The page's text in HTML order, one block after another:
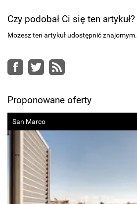
Czy podobał Ci się ten artykuł?
Możesz ten artykuł udostępnić znajomym.
Facebook
Twitter
RSS
Proponowane oferty
San Marco